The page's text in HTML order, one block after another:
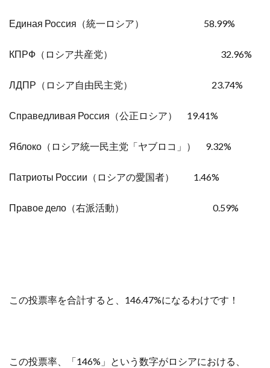
Единая Россия（統一ロシア） 58.99%
КПРФ（ロシア共産党） 32.96%
ЛДПР（ロシア自由民主党） 23.74%
Справедливая Россия（公正ロシア） 19.41%
Яблоко（ロシア統一民主党「ヤブロコ」） 9.32%
Патриоты России（ロシアの愛国者） 1.46%
Правое дело（右派活動） 0.59%
この投票率を合計すると、146.47%になるわけです！
この投票率、「146%」という数字がロシアにおける、